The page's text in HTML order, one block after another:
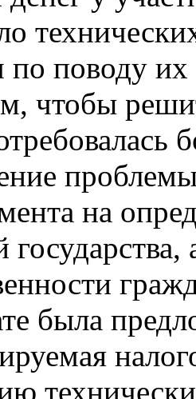
по поводу их
чтобы
на
была